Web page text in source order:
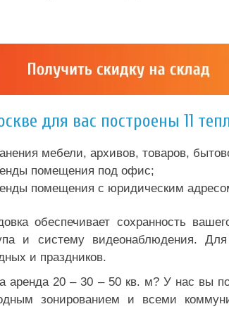
для вас построены 11
мебели, архивов, товаров,
помещения под офис;
помещения с юридическим
обеспечивает сохранность
и систему видеонаблюдения. Для
и праздников.
аренда 20 – 30 – 50 кв. м? У нас вы
зонированием и всеми